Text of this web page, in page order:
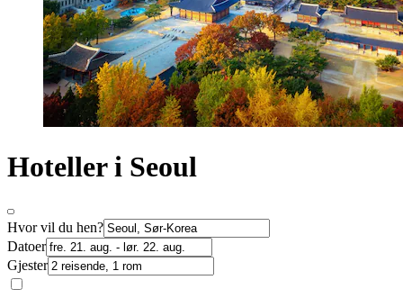
Hoteller i Seoul
Hvor vil du hen?
Datoer
Gjester